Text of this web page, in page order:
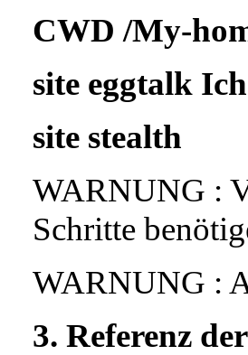
CWD /My-
site eggtalk
site stealth
WARNUNG :
Schritte
WARNUNG :
3. Referenz